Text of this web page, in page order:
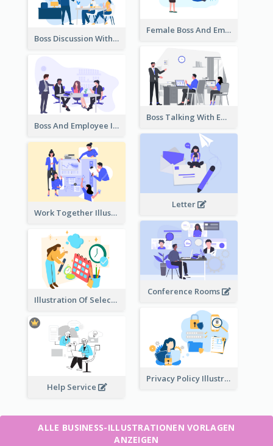
Female Boss And Employee Illustration
Boss Discussion With Employee Illustration
Boss Talking With Employee Illustration
Boss And Employee Illustration
Letter
Work Together Illustration
Conference Rooms
Illustration Of Select Date & Time
Privacy Policy Illustration
Help Service
ALLE BUSINESS-ILLUSTRATIONEN VORLAGEN
ANZEIGEN